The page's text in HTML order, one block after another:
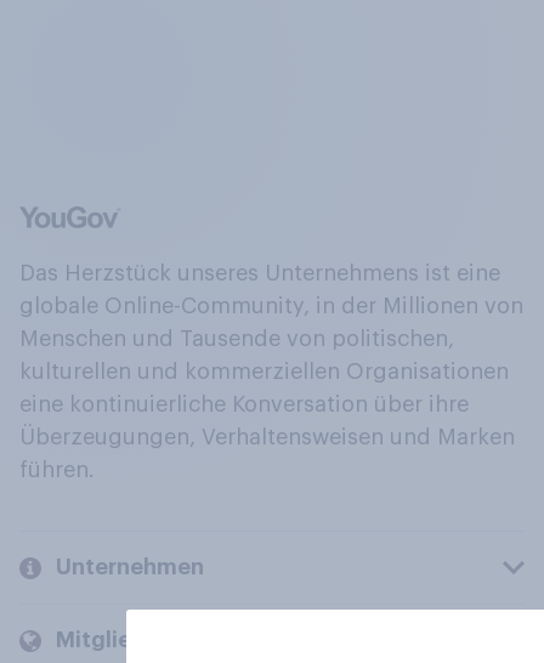
Das Herzstück unseres Unternehmens ist eine
globale Online-Community, in der Millionen von
Menschen und Tausende von politischen,
kulturellen und kommerziellen Organisationen
eine kontinuierliche Konversation über ihre
Überzeugungen, Verhaltensweisen und Marken
führen.
Unternehmen
Mitglieder und Kunden